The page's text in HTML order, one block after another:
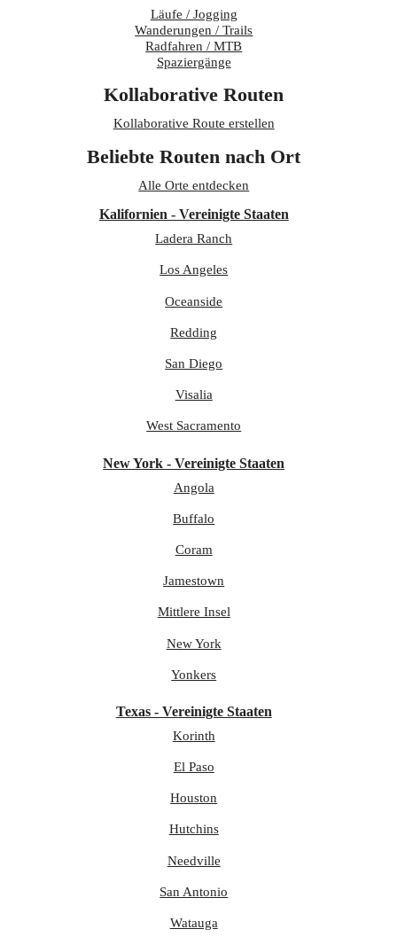
Läufe / Jogging
Wanderungen / Trails
Radfahren / MTB
Spaziergänge
Kollaborative Routen
Kollaborative Route erstellen
Beliebte Routen nach Ort
Alle Orte entdecken
Kalifornien - Vereinigte Staaten
Ladera Ranch
Los Angeles
Oceanside
Redding
San Diego
Visalia
West Sacramento
New York - Vereinigte Staaten
Angola
Buffalo
Coram
Jamestown
Mittlere Insel
New York
Yonkers
Texas - Vereinigte Staaten
Korinth
El Paso
Houston
Hutchins
Needville
San Antonio
Watauga